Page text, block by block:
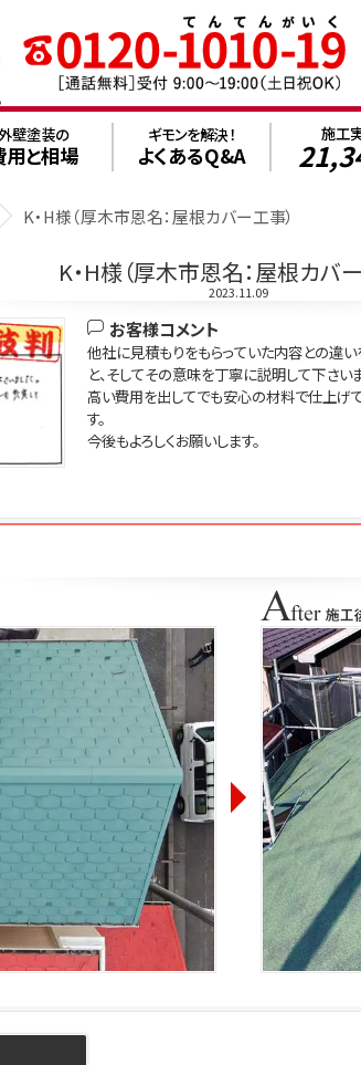
壁塗装の
用と相場
ギモンを解決！
よくあるQ&A
施工
K・H様（厚木市恩名：屋根カバー工事）
K・H様（厚木市恩名：屋根カバ
2023.11.09
お客様コメント
他社に見積もりをもらっていた内容との違
と、そしてその意味を丁寧に説明して下さい
高い費用を出してでも安心の材料で仕上げ
す。
今後もよろしくお願いします。